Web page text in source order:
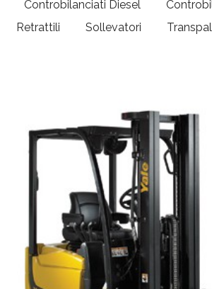
Controbilanciati Diesel
Retrattili
Sollevatori